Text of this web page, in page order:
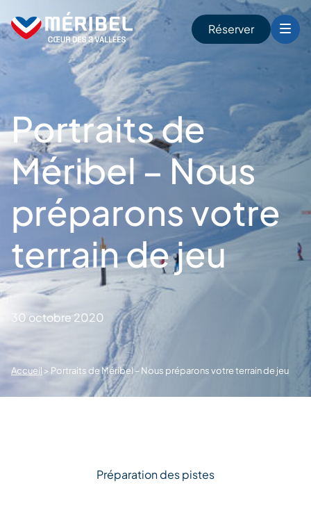
to
content
Réserver
Portraits de
Méribel – Nous
préparons votre
terrain de jeu
30 octobre 2020
Accueil > Portraits de Méribel – Nous préparons votre terrain de jeu
Préparation des pistes